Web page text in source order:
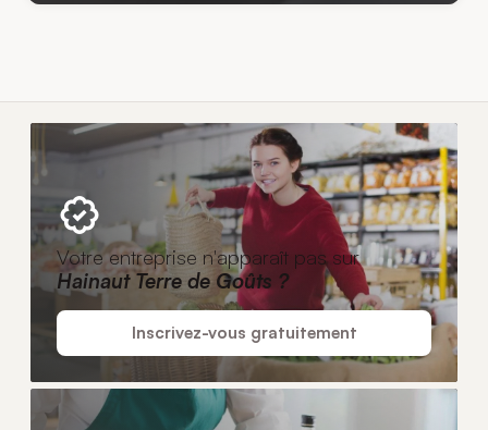
Votre entreprise n'apparaît pas sur
Hainaut Terre de Goûts ?
Inscrivez-vous gratuitement